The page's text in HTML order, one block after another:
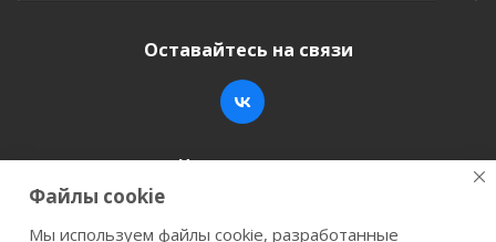
Оставайтесь на связи
Наши контакты
+7 (846) 200-05-15
Файлы cookie
Мы используем файлы cookie, разработанные